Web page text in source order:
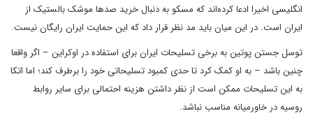
انگلیسی اخیرا ادعا کرده‌اند که مسکو به دنبال خرید صدها موشک بالستیک از
ایران است. در این میان باید مد نظر قرار داد که این حمایت ایران رایگان نیست.
توسل جستن پوتین به برخی تسلیحات ایران برای استفاده در اوکراین – اگر واقعا
چنین باشد – به او کمک کرد تا حدی کمبود تسلیحاتی خود را برطرف کند؛ اما اتکا
به این تسلیحات ممکن است از نظر داشتن هزینه احتمالی برای سایر روابط
روسیه در خاورمیانه مناسب نباشد.